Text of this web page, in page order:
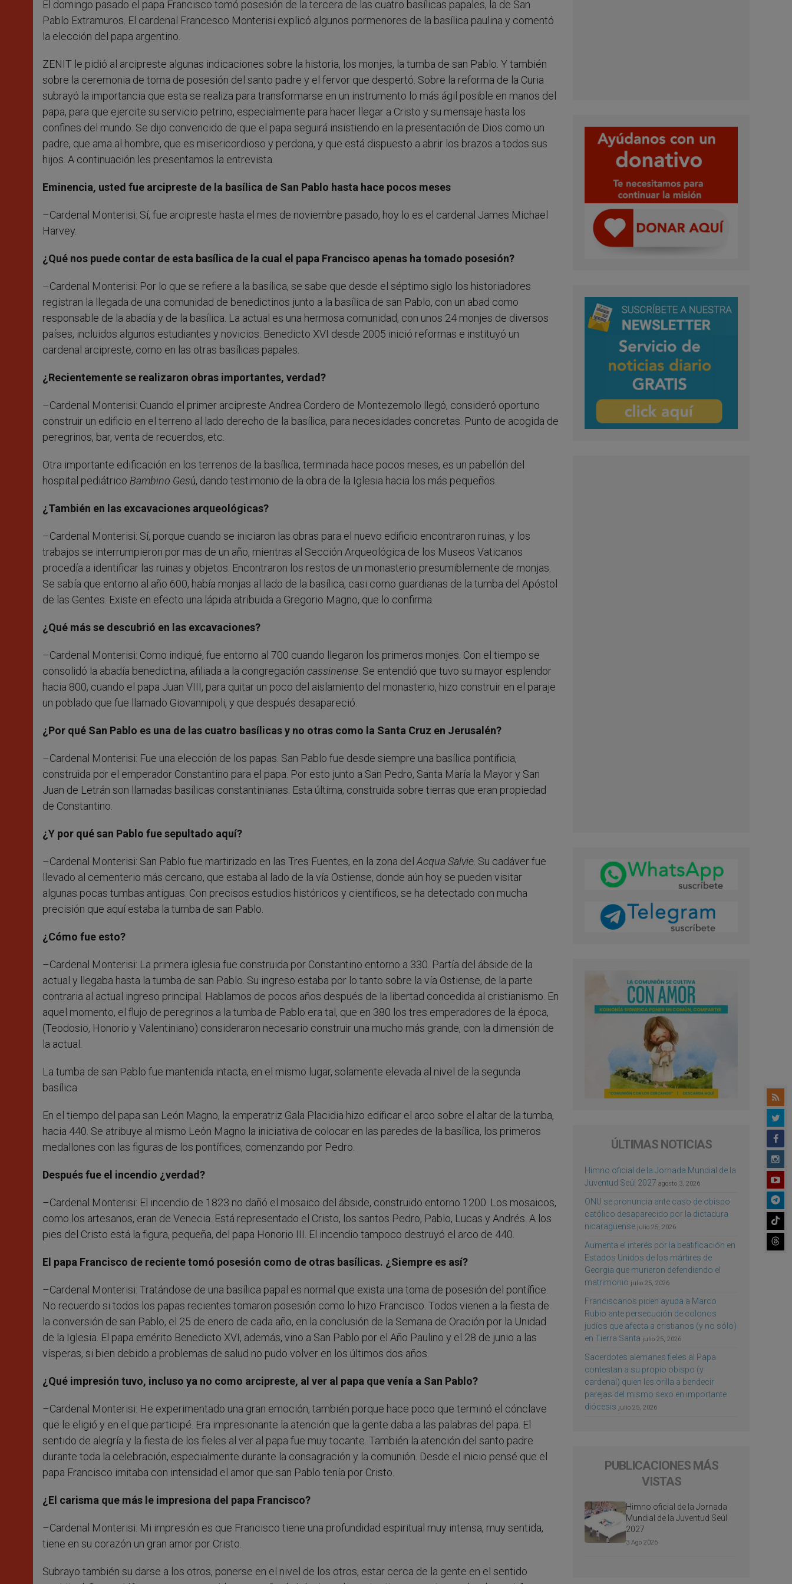
r
El domingo pasado el papa Francisco tomó posesión de la tercera de las cuatro basílicas papales, la de San
Pablo Extramuros. El cardenal Francesco Monterisi explicó algunos pormenores de la basílica paulina y comentó
la elección del papa argentino.
ZENIT le pidió al arcipreste algunas indicaciones sobre la historia, los monjes, la tumba de san Pablo. Y también
sobre la ceremonia de toma de posesión del santo padre y el fervor que despertó. Sobre la reforma de la Curia
subrayó la importancia que esta se realiza para transformarse en un instrumento lo más ágil posible en manos del
papa, para que ejercite su servicio petrino, especialmente para hacer llegar a Cristo y su mensaje hasta los
confines del mundo. Se dijo convencido de que el papa seguirá insistiendo en la presentación de Dios como un
padre, que ama al hombre, que es misericordioso y perdona, y que está dispuesto a abrir los brazos a todos sus
hijos. A continuación les presentamos la entrevista.
Eminencia, usted fue arcipreste de la basílica de San Pablo hasta hace pocos meses
–Cardenal Monterisi: Sí, fue arcipreste hasta el mes de noviembre pasado, hoy lo es el cardenal James Michael
Harvey.
¿Qué nos puede contar de esta basílica de la cual el papa Francisco apenas ha tomado posesión?
–Cardenal Monterisi: Por lo que se refiere a la basílica, se sabe que desde el séptimo siglo los historiadores
registran la llegada de una comunidad de benedictinos junto a la basílica de san Pablo, con un abad como
responsable de la abadía y de la basílica. La actual es una hermosa comunidad, con unos 24 monjes de diversos
países, incluidos algunos estudiantes y novicios. Benedicto XVI desde 2005 inició reformas e instituyó un
cardenal arcipreste, como en las otras basílicas papales.
¿Recientemente se realizaron obras importantes, verdad?
–Cardenal Monterisi: Cuando el primer arcipreste Andrea Cordero de Montezemolo llegó, consideró oportuno
construir un edificio en el terreno al lado derecho de la basílica, para necesidades concretas. Punto de acogida de
peregrinos, bar, venta de recuerdos, etc.
Otra importante edificación en los terrenos de la basílica, terminada hace pocos meses, es un pabellón del
hospital pediátrico Bambino Gesú, dando testimonio de la obra de la Iglesia hacia los más pequeños.
¿También en las excavaciones arqueológicas?
–Cardenal Monterisi: Sí, porque cuando se iniciaron las obras para el nuevo edificio encontraron ruinas, y los
trabajos se interrumpieron por mas de un año, mientras al Sección Arqueológica de los Museos Vaticanos
procedía a identificar las ruinas y objetos. Encontraron los restos de un monasterio presumiblemente de monjas.
Se sabía que entorno al año 600, había monjas al lado de la basílica, casi como guardianas de la tumba del Apóstol
de las Gentes. Existe en efecto una lápida atribuida a Gregorio Magno, que lo confirma.
¿Qué más se descubrió en las excavaciones?
–Cardenal Monterisi: Como indiqué, fue entorno al 700 cuando llegaron los primeros monjes. Con el tiempo se
consolidó la abadía benedictina, afiliada a la congregación cassinense. Se entendió que tuvo su mayor esplendor
hacia 800, cuando el papa Juan VIII, para quitar un poco del aislamiento del monasterio, hizo construir en el paraje
un poblado que fue llamado Giovannipoli, y que después desapareció.
¿Por qué San Pablo es una de las cuatro basílicas y no otras como la Santa Cruz en Jerusalén?
–Cardenal Monterisi: Fue una elección de los papas. San Pablo fue desde siempre una basílica pontificia,
construida por el emperador Constantino para el papa. Por esto junto a San Pedro, Santa María la Mayor y San
Juan de Letrán son llamadas basílicas constantinianas. Esta última, construida sobre tierras que eran propiedad
de Constantino.
¿Y por qué san Pablo fue sepultado aquí?
–Cardenal Monterisi: San Pablo fue martirizado en las Tres Fuentes, en la zona delAcqua Salvie. Su cadáver fue
llevado al cementerio más cercano, que estaba al lado de la vía Ostiense, donde aún hoy se pueden visitar
algunas pocas tumbas antiguas. Con precisos estudios históricos y científicos, se ha detectado con mucha
precisión que aquí estaba la tumba de san Pablo.
¿Cómo fue esto?
–Cardenal Monterisi: La primera iglesia fue construida por Constantino entorno a 330. Partía del ábside de la
actual y llegaba hasta la tumba de san Pablo. Su ingreso estaba por lo tanto sobre la vía Ostiense, de la parte
contraria al actual ingreso principal. Hablamos de pocos años después de la libertad concedida al cristianismo. En
aquel momento, el flujo de peregrinos a la tumba de Pablo era tal, que en 380 los tres emperadores de la época,
(Teodosio, Honorio y Valentiniano) consideraron necesario construir una mucho más grande, con la dimensión de
la actual.
La tumba de san Pablo fue mantenida intacta, en el mismo lugar, solamente elevada al nivel de la segunda
basílica.
En el tiempo del papa san León Magno, la emperatriz Gala Placidia hizo edificar el arco sobre el altar de la tumba,
hacia 440. Se atribuye al mismo León Magno la iniciativa de colocar en las paredes de la basílica, los primeros
medallones con las figuras de los pontífices, comenzando por Pedro.
Después fue el incendio ¿verdad?
–Cardenal Monterisi: El incendio de 1823 no dañó el mosaico del ábside, construido entorno 1200. Los mosaicos,
como los artesanos, eran de Venecia. Está representado el Cristo, los santos Pedro, Pablo, Lucas y Andrés. A los
pies del Cristo está la figura, pequeña, del papa Honorio III. El incendio tampoco destruyó el arco de 440.
El papa Francisco de reciente tomó posesión como de otras basílicas. ¿Siempre es así?
–Cardenal Monterisi: Tratándose de una basílica papal es normal que exista una toma de posesión del pontífice.
No recuerdo si todos los papas recientes tomaron posesión como lo hizo Francisco. Todos vienen a la fiesta de
la conversión de san Pablo, el 25 de enero de cada año, en la conclusión de la Semana de Oración por la Unidad
de la Iglesia. El papa emérito Benedicto XVI, además, vino a San Pablo por el Año Paulino y el 28 de junio a las
vísperas, si bien debido a problemas de salud no pudo volver en los últimos dos años.
¿Qué impresión tuvo, incluso ya no como arcipreste, al ver al papa que venía a San Pablo?
–Cardenal Monterisi: He experimentado una gran emoción, también porque hace poco que terminó el cónclave
que le eligió y en el que participé. Era impresionante la atención que la gente daba a las palabras del papa. El
sentido de alegría y la fiesta de los fieles al ver al papa fue muy tocante. También la atención del santo padre
durante toda la celebración, especialmente durante la consagración y la comunión. Desde el inicio pensé que el
papa Francisco imitaba con intensidad el amor que san Pablo tenía por Cristo.
¿El carisma que más le impresiona del papa Francisco?
–Cardenal Monterisi: Mi impresión es que Francisco tiene una profundidad espiritual muy intensa, muy sentida,
tiene en su corazón un gran amor por Cristo.
Subrayo también su darse a los otros, ponerse en el nivel de los otros, estar cerca de la gente en el sentido
ÚLTIMAS NOTICIAS
Himno oficial de la Jornada Mundial de la
Juventud Seúl 2027 agosto 3, 2026
ONU se pronuncia ante caso de obispo
católico desaparecido por la dictadura
nicaragüense julio 25, 2026
Aumenta el interés por la beatificación en
Estados Unidos de los mártires de
Georgia que murieron defendiendo el
matrimonio julio 25, 2026
Franciscanos piden ayuda a Marco
Rubio ante persecución de colonos
judíos que afecta a cristianos (y no sólo)
en Tierra Santa julio 25, 2026
Sacerdotes alemanes fieles al Papa
contestan a su propio obispo (y
cardenal) quien les orilla a bendecir
parejas del mismo sexo en importante
diócesis julio 25, 2026
PUBLICACIONES MÁS
VISTAS
Himno oficial de la Jornada
Mundial de la Juventud Seúl
2027
3 Ago 2026